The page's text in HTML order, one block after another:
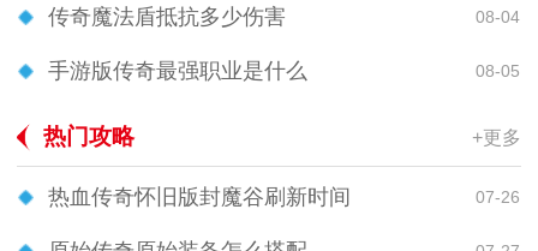
传奇魔法盾抵抗多少伤害 08-04
手游版传奇最强职业是什么 08-05
热门攻略 +更多
热血传奇怀旧版封魔谷刷新时间 07-26